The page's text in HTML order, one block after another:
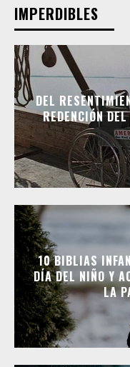
IMPERDIBLES
DEL
REDENCIÓN
10 BIBLIAS
DÍA DEL NIÑO Y
LA